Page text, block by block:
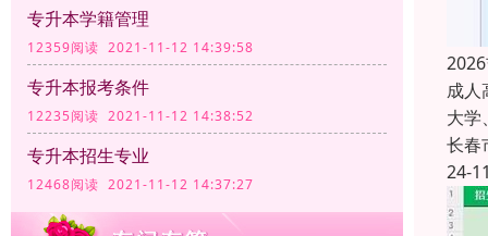
专升本学籍管理
12359阅读 2021-11-12 14:39:58
专升本报考条件
12235阅读 2021-11-12 14:38:52
专升本招生专业
12468阅读 2021-11-12 14:37:27
成人
大学
长春
24-